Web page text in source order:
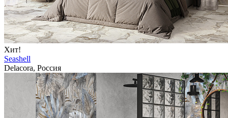
Хит!
Seashell
Delacora, Россия